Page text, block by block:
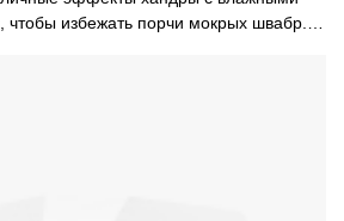
избежать порчи мокрых швабр.-